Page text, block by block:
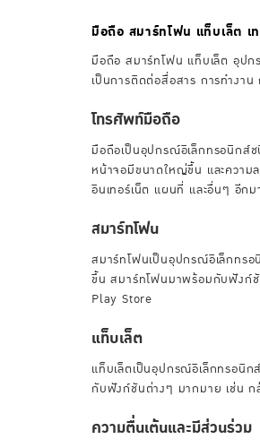
มือถือ สมาร์ทโฟน แท็บเล็ต เ
มือถือ สมาร์ทโฟน แท็บเล็ต อุปกร
เป็นการติดต่อสื่อสาร การทำงาน
โทรศัพท์มือถือ
มือถือเป็นอุปกรณ์อิเล็กทรอนิกส์
หน้าจอมีขนาดใหญ่ขึ้น และความ
อินเทอร์เน็ต แผนที่ และอื่นๆ อีกม
สมาร์ทโฟน
สมาร์ทโฟนเป็นอุปกรณ์อิเล็กทรอ
ขึ้น สมาร์ทโฟนมาพร้อมกับฟังก์ชั
Play Store
แท็บเล็ต
แท็บเล็ตเป็นอุปกรณ์อิเล็กทรอนิก
กับฟังก์ชันต่างๆ มากมาย เช่น ก
ความตื่นเต้นและมีส่วนร่วม